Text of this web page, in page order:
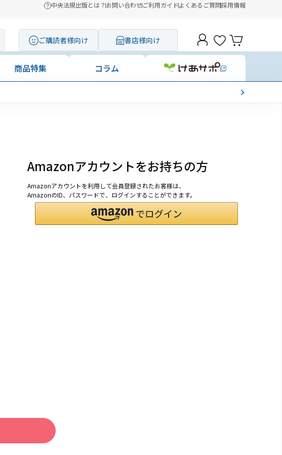
中央法規出版とは？お問い合わせご利用ガイドよくあるご質問採用情報
ご購読者様向け 書店様向け
商品特集 コラム
Amazonアカウントをお持ちの方
Amazonアカウントを利用して会員登録されたお客様は、
AmazonのID、パスワードで、ログインすることができます。